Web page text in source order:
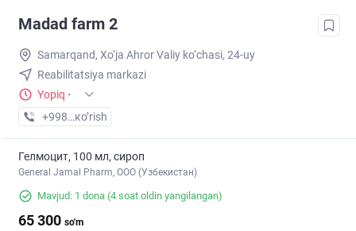
Madad farm 2
Samarqand, Xo‘ja Ahror Valiy ko‘chasi, 24-uy
Reabilitatsiya markazi
Yopiq ·
+998 (77) XXX-XX-XX
кo’rish
Гелмоцит, 100 мл, сироп
General Jamal Pharm, OOO (Узбекистан)
Mavjud: 1 dona (4 soat oldin yangilangan)
65 300 so'm